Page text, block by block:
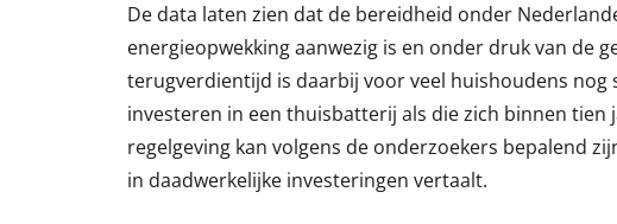
De data laten zien dat de bereidheid onder
energieopwekking aanwezig is en onder druk van de
terugverdientijd is daarbij voor veel huishoudens nog
investeren in een thuisbatterij als die zich binnen
regelgeving kan volgens de onderzoekers bepalend
in daadwerkelijke investeringen vertaalt.